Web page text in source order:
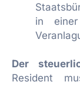
in einer
Der
Resident